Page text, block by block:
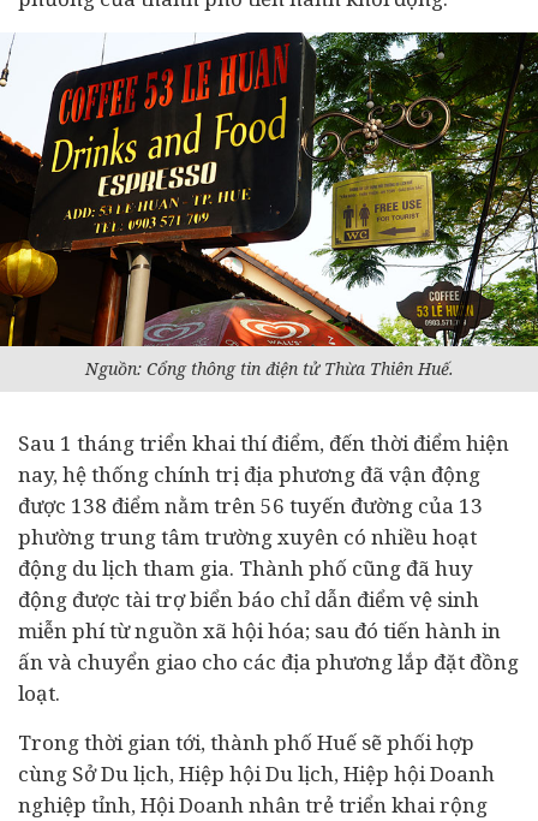
Nguồn: Cổng thông tin điện tử Thừa Thiên Huế.
Sau 1 tháng triển khai thí điểm, đến thời điểm hiện
nay, hệ thống chính trị địa phương đã vận động
được 138 điểm nằm trên 56 tuyến đường của 13
phường trung tâm trường xuyên có nhiều hoạt
động du lịch tham gia. Thành phố cũng đã huy
động được tài trợ biển báo chỉ dẫn điểm vệ sinh
miễn phí từ nguồn xã hội hóa; sau đó tiến hành in
ấn và chuyển giao cho các địa phương lắp đặt đồng
loạt.
Trong thời gian tới, thành phố Huế sẽ phối hợp
cùng Sở Du lịch, Hiệp hội Du lịch, Hiệp hộiDoanh
nghiệp tỉnh, HộiDoanh nhântrẻ triển khai rộng